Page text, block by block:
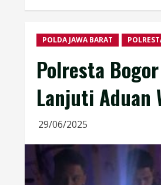
POLDA JAWA BARAT
Polresta
Lanjuti Aduan
29/06/2025